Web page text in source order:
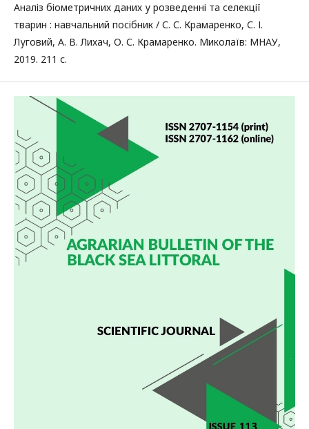
Аналіз біометричних даних у розведенні та селекції
тварин : навчальний посібник / С. С. Крамаренко, С. І.
Луговий, А. В. Лихач, О. С. Крамаренко. Миколаїв: МНАУ,
2019. 211 с.